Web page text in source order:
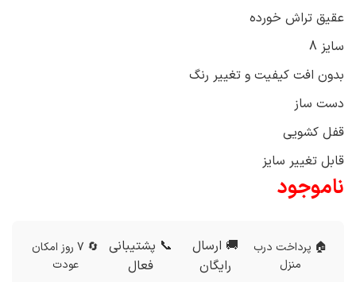
عقیق تراش خورده
سایز 8
بدون افت کیفیت و تغییر رنگ
دست ساز
قفل کشویی
قابل تغییر سایز
ناموجود
🏠 پرداخت درب
منزل
🚚 ارسال
رایگان
📞 پشتیبانی
فعال
🔄 7 روز امکان
عودت